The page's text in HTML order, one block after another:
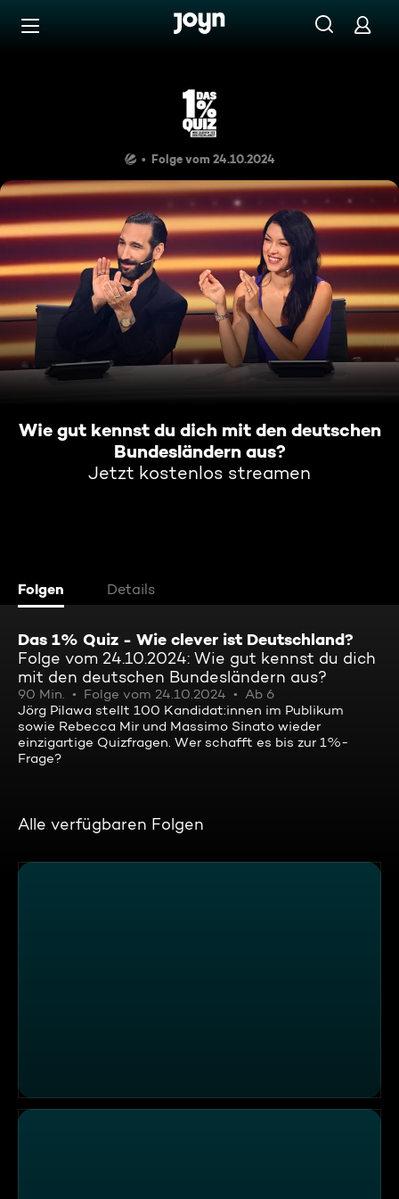
Zum Inhalt springen
Wie gut kennst du dich mit
Folge vom 24.10.2024
Wie gut kennst du dich mit den deutschen
Bundesländern aus?
Jetzt kostenlos streamen
Folgen Details
Das 1% Quiz - Wie clever ist Deutschland?
Folge vom 24.10.2024: Wie gut kennst du dich
mit den deutschen Bundesländern aus?
90 Min. Folge vom 24.10.2024
Ab 6
Jörg Pilawa stellt 100 Kandidat:innen im Publikum
sowie Rebecca Mir und Massimo Sinato wieder
einzigartige Quizfragen. Wer schafft es bis zur 1%-
Frage?
Alle verfügbaren Folgen
An welchen Wochentagen arbeitet der Glöckner von